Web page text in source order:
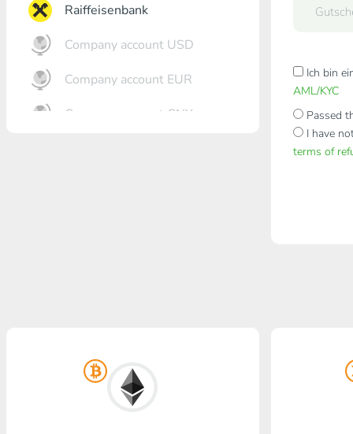
Raiffeisenbank
Company account USD
Company account EUR
Company account CNY
Visa/MasterCard KGS
Kaspi Bank
Ich bin
AML/KYC
Passed
I have
terms of